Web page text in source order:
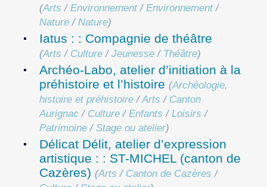
(Arts / Environnement/ Environnement/
Nature / Nature)
Iatus : : Compagnie de théâtre
(Arts / Culture / Jeunesse / Théâtre)
Archéo-Labo, atelier d’initiation à la
préhistoire et l’histoire (Archéologie,
histoire et préhistoire /Arts / Canton
Aurignac / Culture / Enfants / Loisirs /
Patrimoine / Stage ou atelier)
Délicat Délit, atelier d’expression
artistique : : ST-MICHEL (canton de
Cazères) (Arts / Canton de Cazères /